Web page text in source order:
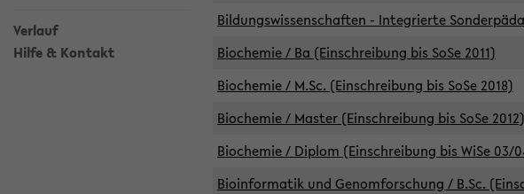
Verlauf
Hilfe & Kontakt
Bildungswissenschaften - Integrierte
Biochemie / Ba (Einschreibung bis SoSe 2011)
Biochemie / M.Sc. (Einschreibung bis SoSe 2018)
Biochemie / Master (Einschreibung bis SoSe 2012)
Biochemie / Diplom (Einschreibung bis WiSe 03/
Bioinformatik und Genomforschung / B.Sc.